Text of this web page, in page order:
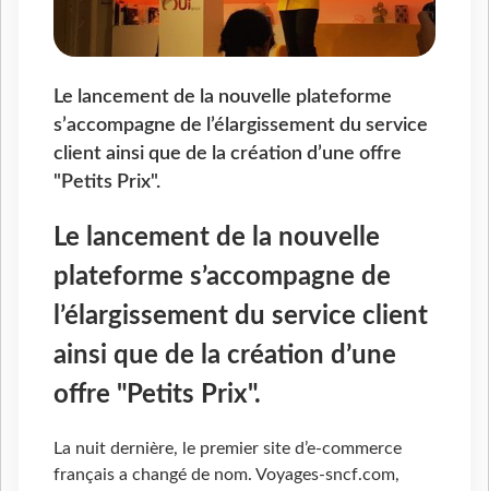
Le lancement de la nouvelle plateforme
s’accompagne de l’élargissement du service
client ainsi que de la création d’une offre
"Petits Prix".
Le lancement de la nouvelle
plateforme s’accompagne de
l’élargissement du service client
ainsi que de la création d’une
offre "Petits Prix".
La nuit dernière, le premier site d’e-commerce
français a changé de nom. Voyages-sncf.com,